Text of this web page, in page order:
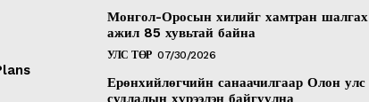
Монгол-Оросын хилийг хамтран шалгах
ажил 85 хувьтай байна
УЛС ТӨР 07/30/2026
Ерөнхийлөгчийн санаачилгаар Олон улс
судлалын хүрээлэн байгуулна